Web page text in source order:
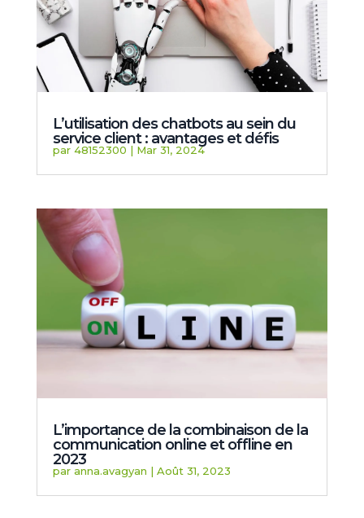
L’utilisation des chatbots au sein du
service client : avantages et défis
par 48152300 | Mar 31, 2024
L’importance de la combinaison de la
communication online et offline en
2023
par anna.avagyan | Août 31, 2023